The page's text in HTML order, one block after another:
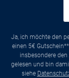
Ja, ich möchte den
einen 5€
insbesondere
gelesen und bin
siehe